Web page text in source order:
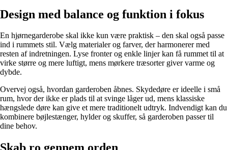
Design med balance og funktion i fokus
En hjørnegarderobe skal ikke kun være praktisk – den skal også passe
ind i rummets stil. Vælg materialer og farver, der harmonerer med
resten af indretningen. Lyse fronter og enkle linjer kan få rummet til at
virke større og mere luftigt, mens mørkere træsorter giver varme og
dybde.
Overvej også, hvordan garderoben åbnes. Skydedøre er ideelle i små
rum, hvor der ikke er plads til at svinge låger ud, mens klassiske
hængslede døre kan give et mere traditionelt udtryk. Indvendigt kan du
kombinere bøjlestænger, hylder og skuffer, så garderoben passer til
dine behov.